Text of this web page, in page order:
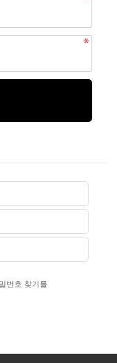
번호 찾기를